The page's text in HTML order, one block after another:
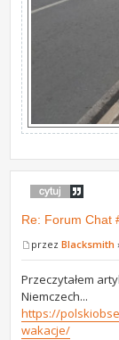
Re: Forum Chat
przezBlacksmith
Przeczytałem
Niemczech...
https://
wakacje/